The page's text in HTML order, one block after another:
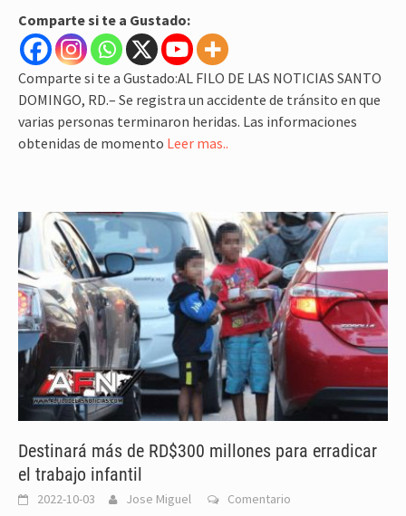
Comparte si te a Gustado:
Comparte si te a Gustado:AL FILO DE LAS NOTICIAS SANTO
DOMINGO, RD.– Se registra un accidente de tránsito en que
varias personas terminaron heridas. Las informaciones
obtenidas de momento Leer mas..
Destinará más de RD$300 millones para erradicar
el trabajo infantil
2022-10-03 Jose Miguel Comentario